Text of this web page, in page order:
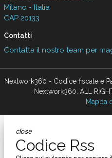
Milano - Italia
CAP 20133
Contatti
Contatta il nostro team per
Nextwork360 - Codice fiscale e
Nextwork360. ALL
Mappa
close
Codice Rss